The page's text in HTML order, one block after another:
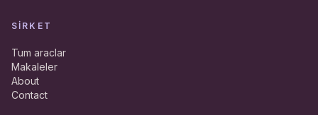
SIRKET
Tum araclar
Makaleler
About
Contact